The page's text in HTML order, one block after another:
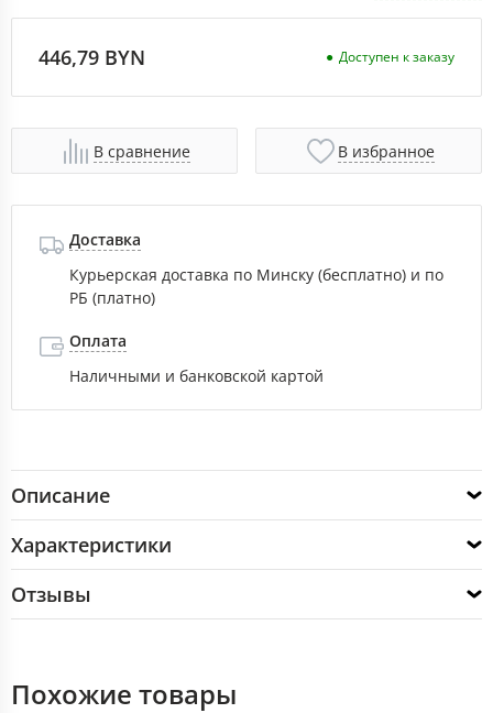
446,79 BYN Доступен к заказу
В сравнение В избранное
Доставка
Курьерская доставка по Минску (бесплатно) и по
РБ (платно)
Оплата
Наличными и банковской картой
Описание
Характеристики
Отзывы
Похожие товары